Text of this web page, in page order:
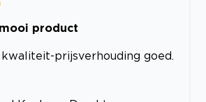
product
prijsverhouding goed.